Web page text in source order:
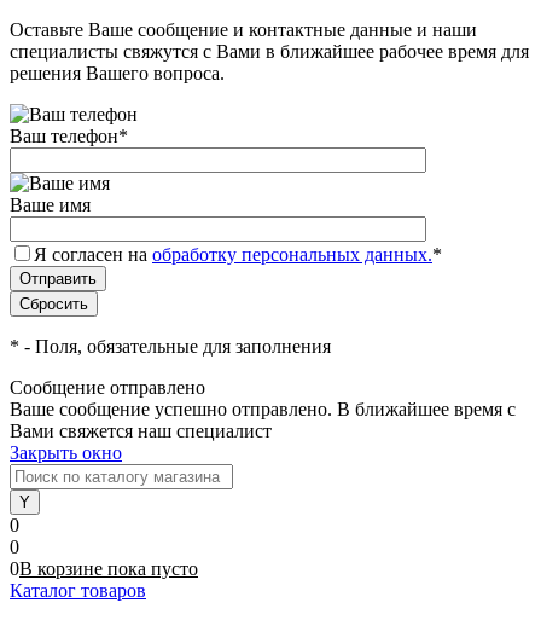
Оставьте Ваше сообщение и контактные данные и наши
специалисты свяжутся с Вами в ближайшее рабочее время для
решения Вашего вопроса.
Ваш телефон*
Ваше имя
Я согласен на обработку персональных данных.*
* - Поля, обязательные для заполнения
Сообщение отправлено
Ваше сообщение успешно отправлено. В ближайшее время с
Вами свяжется наш специалист
Закрыть окно
0
0
0В корзине пока пусто
Каталог товаров